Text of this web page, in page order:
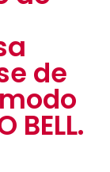
de
BELL.